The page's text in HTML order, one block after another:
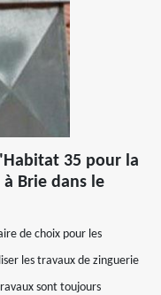
35 pour la
Brie dans le
de choix pour les
les travaux de zinguerie
sont toujours